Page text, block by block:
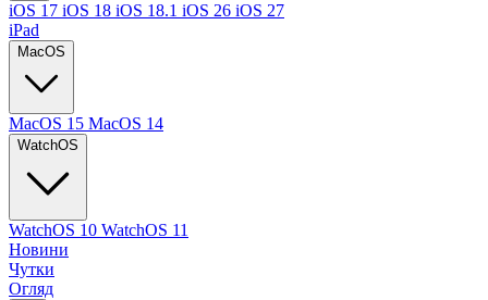
iOS 17 iOS 18 iOS 18.1 iOS 26 iOS 27
iPad
MacOS
MacOS 15 MacOS 14
WatchOS
WatchOS 10 WatchOS 11
Новини
Чутки
Огляд